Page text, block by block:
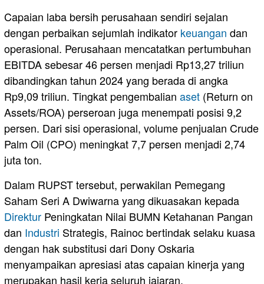
Capaian laba bersih perusahaan sendiri sejalan
dengan perbaikan sejumlah indikator keuangan dan
operasional. Perusahaan mencatatkan pertumbuhan
EBITDA sebesar 46 persen menjadi Rp13,27 triliun
dibandingkan tahun 2024 yang berada di angka
Rp9,09 triliun. Tingkat pengembalian aset (Return on
Assets/ROA) perseroan juga menempati posisi 9,2
persen. Dari sisi operasional, volume penjualan Crude
Palm Oil (CPO) meningkat 7,7 persen menjadi 2,74
juta ton.
Dalam RUPST tersebut, perwakilan Pemegang
Saham Seri A Dwiwarna yang dikuasakan kepada
Direktur Peningkatan Nilai BUMN Ketahanan Pangan
dan Industri Strategis, Rainoc bertindak selaku kuasa
dengan hak substitusi dari Dony Oskaria
menyampaikan apresiasi atas capaian kinerja yang
merupakan hasil kerja seluruh jajaran.